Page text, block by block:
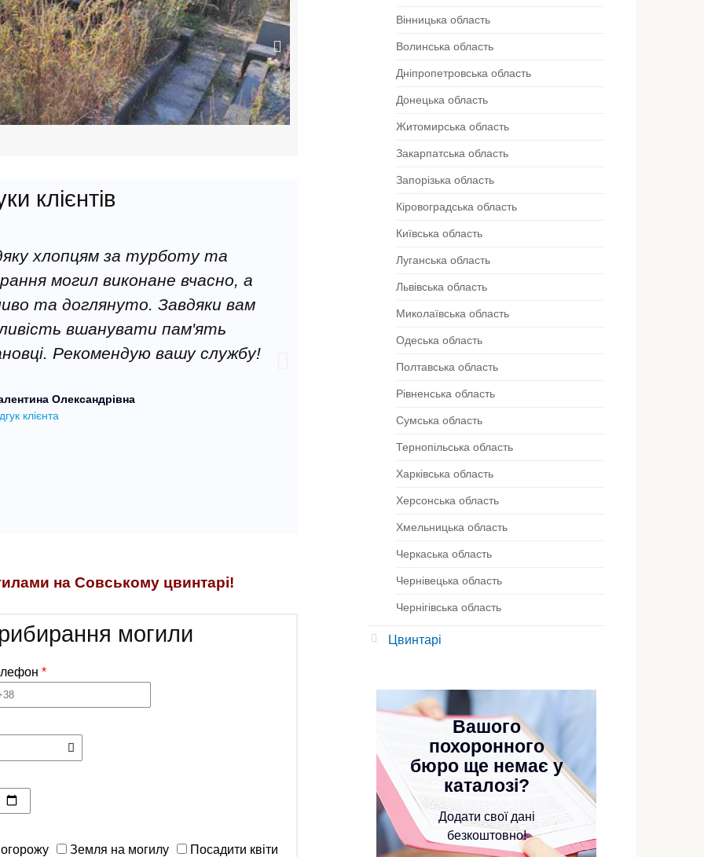
клієнтів
хлопцям за турботу та
могил виконане вчасно, а
та доглянуто. Завдяки вам
вшанувати пам'ять
Рекомендую вашу службу!
Олександрівна
клієнта
Не хочу словами описувати, наскільки
професійно команда впоралася із прибиранням
збереження догляду за пам'яттю наших
Любов Дмитрівна
на Совському цвинтарі!
могили
Земля на могилу
Посадити квіти
Вінницька область
Волинська область
Дніпропетровська область
Донецька область
Житомирська область
Закарпатська область
Запорізька область
Кіровоградська область
Київська область
Луганська область
Львівська область
Миколаївська область
Одеська область
Полтавська область
Рівненська область
Сумська область
Тернопільська область
Харківська область
Херсонська область
Хмельницька область
Черкаська область
Чернівецька область
Чернігівська область
Цвинтарі
Вашого
похоронного
бюро ще немає у
каталозі?
Додати свої дані
безкоштовно!